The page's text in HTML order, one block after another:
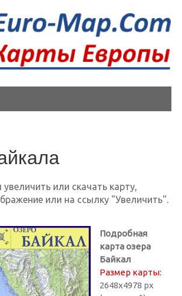
или скачать карту,
или на ссылку "Увеличить".
Подробная
карта озера
Байкал
Размер карты:
2648х4978 px